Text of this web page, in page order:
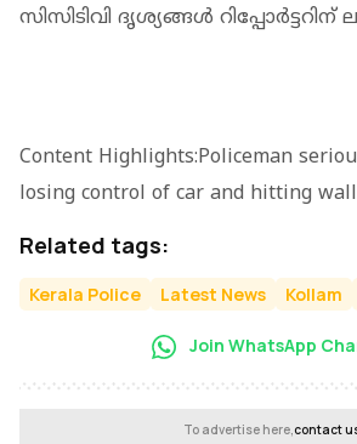
സിസിടിവി ദൃശ്യങ്ങള്‍ റിപ്പോര്‍ട്ടറിന്
Content Highlights:Policeman
losing control of car and hitting
Related tags:
Kerala Police Latest News Kollam
Join WhatsApp
To advertise here,contact